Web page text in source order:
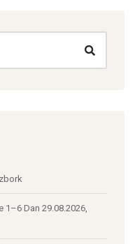
Dan 29.08.2026,